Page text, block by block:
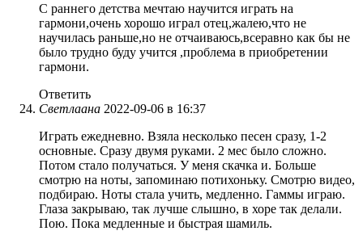
С раннего детства мечтаю научится играть на
гармони,очень хорошо играл отец,жалею,что не
научилась раньше,но не отчаиваюсь,всеравно как бы не
было трудно буду учится ,проблема в приобретении
гармони.
Ответить
Светлаана 2022-09-06 в 16:37
Играть ежедневно. Взяла несколько песен сразу, 1-2
основные. Сразу двумя руками. 2 мес было сложно.
Потом стало получаться. У меня скачка и. Больше
смотрю на ноты, запоминаю потихоньку. Смотрю видео,
подбираю. Ноты стала учить, медленно. Гаммы играю.
Глаза закрываю, так лучше слышно, в хоре так делали.
Пою. Пока медленные и быстрая шамиль.